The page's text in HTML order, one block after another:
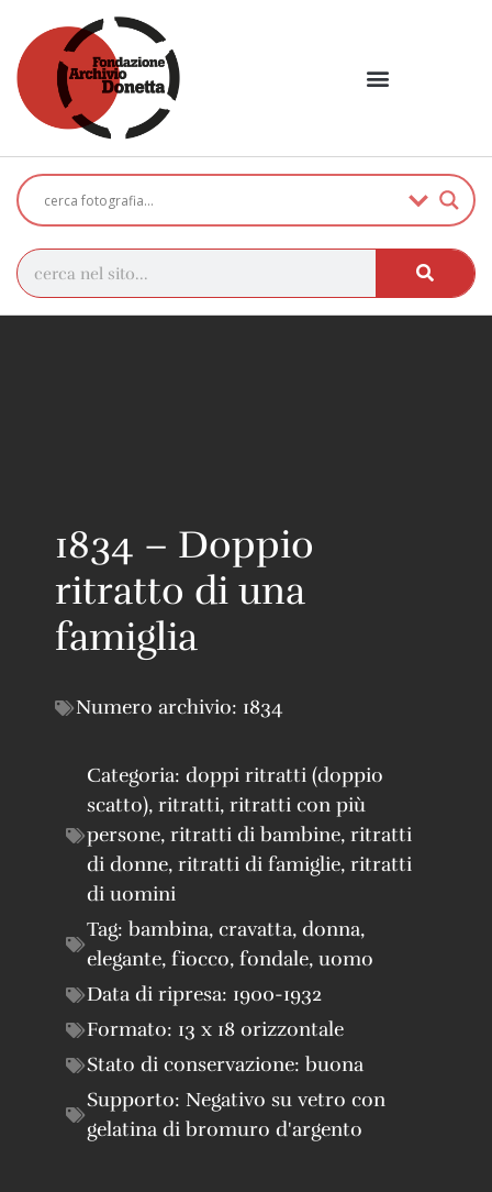
1834 – Doppio
ritratto di una
famiglia
Numero archivio: 1834
Categoria: doppi ritratti (doppio
scatto), ritratti, ritratti con più
persone, ritratti di bambine, ritratti
di donne, ritratti di famiglie, ritratti
di uomini
Tag: bambina, cravatta, donna,
elegante, fiocco, fondale, uomo
Data di ripresa: 1900-1932
Formato: 13 x 18 orizzontale
Stato di conservazione: buona
Supporto: Negativo su vetro con
gelatina di bromuro d'argento